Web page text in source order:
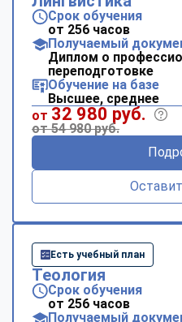
Срок обучения
от 256 часов
Получаемый
Диплом о
переподготовке
Обучение на базе
Высшее, среднее
от 32 980 руб.
от 54 980 руб.
Есть учебный план
Теология
Срок обучения
от 256 часов
Получаемый